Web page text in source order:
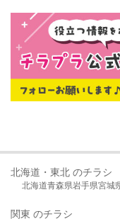
北海道・東北 のチラシ
北海道青森県岩手県宮城
関東 のチラシ